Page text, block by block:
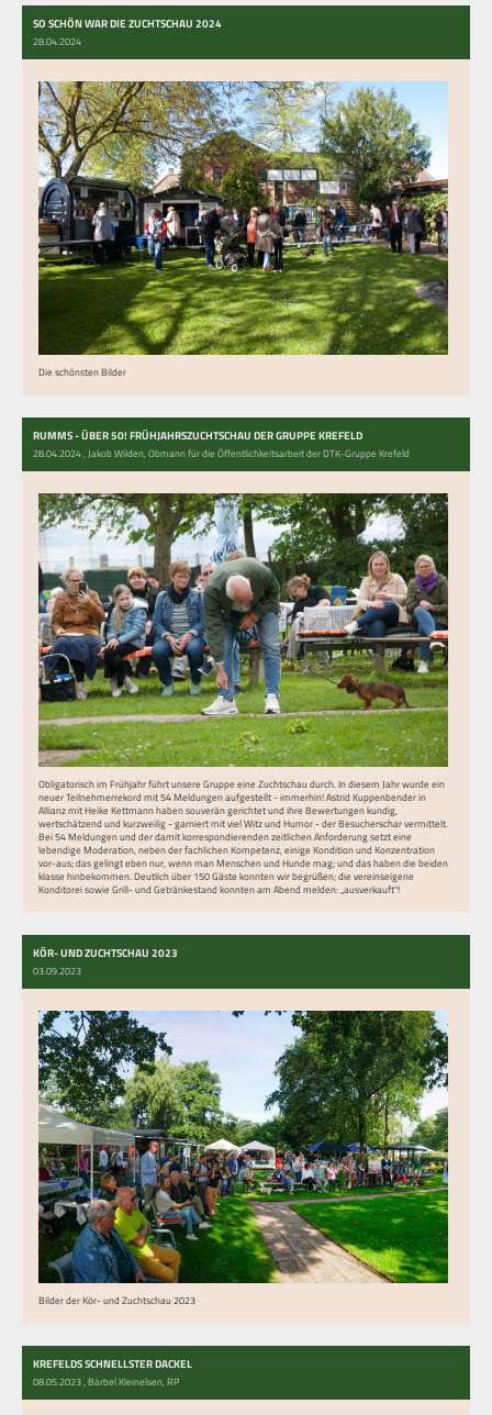
SO SCHÖN WAR DIE ZUCHTSCHAU 2024
28.04.2024
Die schönsten Bilder
RUMMS - ÜBER 50! FRÜHJAHRSZUCHTSCHAU DER GRUPPE KREFELD
28.04.2024, Jakob Wilden, Obmann für die Öffentlichkeitsarbeit der DTK-Gruppe Krefeld
Obligatorisch im Frühjahr führt unsere Gruppe eine Zuchtschau durch. In diesem Jahr wurde ein
neuer Teilnehmerrekord mit 54 Meldungen aufgestellt - immerhin! Astrid Kuppenbender in
Allianz mit Heike Kettmann haben souverän gerichtet und ihre Bewertungen kundig,
wertschätzend und kurzweilig - garniert mit viel Witz und Humor - der Besucherschar vermittelt.
Bei 54 Meldungen und der damit korrespondierenden zeitlichen Anforderung setzt eine
lebendige Moderation, neben der fachlichen Kompetenz, einige Kondition und Konzentration
vor-aus; das gelingt eben nur, wenn man Menschen und Hunde mag; und das haben die beiden
klasse hinbekommen. Deutlich über 150 Gäste konnten wir begrüßen; die vereinseigene
Konditorei sowie Grill- und Getränkestand konnten am Abend melden: „ausverkauft"!
KÖR- UND ZUCHTSCHAU 2023
03.09.2023
Bilder der Kör- und Zuchtschau 2023
KREFELDS SCHNELLSTER DACKEL
08.05.2023, Bärbel Kleinelsen, RP